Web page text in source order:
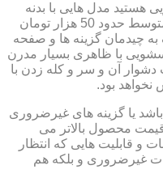
هستید مدل هایی با بدنه
سفید رنگ را انتخاب کنید که به طور متوسط حدود 50 هزار تومان
به چیدمان گزینه ها و صفحه
با ظاهری بسیار مدرن
آن و سر و کله زدن با
بود.
یا گزینه های غیرضروری
محصول بالاتر می
و قابلیت هایی که انتظار
غیرضروری و بلکه هم